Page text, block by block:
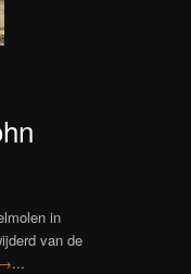
in
van de
...